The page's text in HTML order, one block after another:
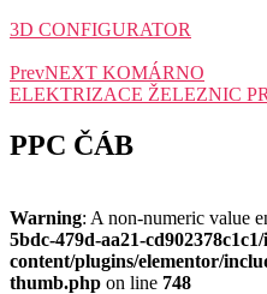
3D CONFIGURATOR
PrevNEXT KOMÁRNO
ELEKTRIZACE ŽELEZNIC
PPC ČÁB
Warning: A non-numeric value
5bdc-479d-aa21-
content/plugins/elementor/
thumb.php on line 748